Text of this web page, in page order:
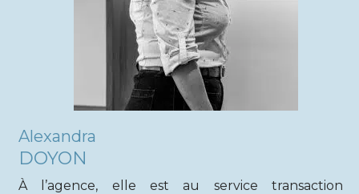
Alexandra
DOYON
À l’agence, elle est au service transaction